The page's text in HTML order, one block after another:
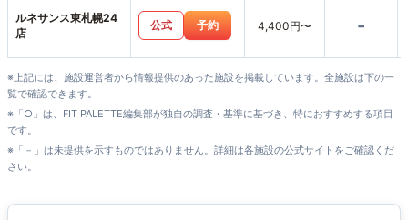
ルネサンス東札幌24
店
公式 予約 4,400円〜 -
※上記には、施設運営者から情報提供のあった施設を掲載しています。全施設は下の一
覧で確認できます。
※「○」は、FIT PALETTE編集部が独自の調査・基準に基づき、特におすすめする項目
です。
※「－」は未提供を示すものではありません。詳細は各施設の公式サイトをご確認くだ
さい。